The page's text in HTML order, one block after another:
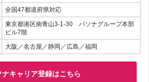
全国47都道府県対応
東京都港区南青山3-1-30 パソナグループ本部
ビル7階
大阪／名古屋／静岡／広島／福岡
ナキャリア登録はこちら